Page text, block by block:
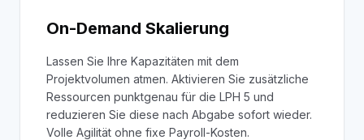
On-Demand Skalierung
Lassen Sie Ihre Kapazitäten mit dem
Projektvolumen atmen. Aktivieren Sie zusätzliche
Ressourcen punktgenau für die LPH 5 und
reduzieren Sie diese nach Abgabe sofort wieder.
Volle Agilität ohne fixe Payroll-Kosten.